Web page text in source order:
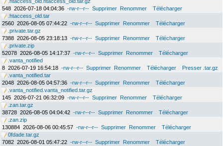
548 2026-07-18 04:04:36 -rw-r--r-- Supprimer Renommer
Télécharger
.htaccess_old.tar
2560 2026-08-05 07:44:22 -rw-r--r-- Supprimer Renommer
Télécharger
.private.tar.gz
7388 2026-08-05 23:18:13 -rw-r--r-- Supprimer Renommer
Télécharger
.private.zip
52078 2026-08-05 14:17:37 -rw-r--r-- Supprimer Renommer
Télécharger
.vanta_notified
8 2026-07-19 16:54:18 -rw-r--r-- Supprimer Renommer Télécharger
Presser .tar.gz
.vanta_notified.tar
2048 2026-08-05 04:57:36 -rw-r--r-- Supprimer Renommer
Télécharger
.vanta_notified.vanta_notified.tar.gz
145 2026-07-21 06:32:09 -rw-r--r-- Supprimer Renommer
Télécharger
.zan.tar.gz
38728 2026-08-05 04:04:42 -rw-r--r-- Supprimer Renommer
Télécharger
.zan.zip
130884 2026-08-06 00:45:57 -rw-r--r-- Supprimer Renommer
Télécharger
0fdade.tar.gz
7082 2026-08-01 05:47:22 -rw-r--r-- Supprimer Renommer
Télécharger